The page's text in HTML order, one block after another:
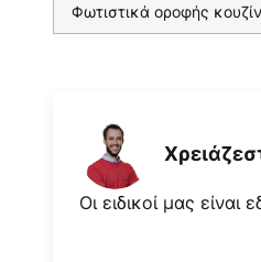
Φωτιστικά οροφής
Οι ειδικοί μας